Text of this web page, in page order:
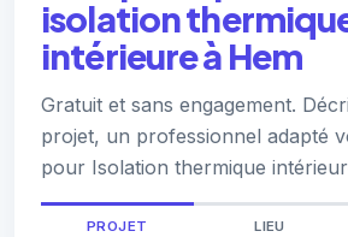
isolation
intérieure à Hem
Gratuit et sans engagement.
projet, un professionnel adapté
pour Isolation thermique
PROJET LIEU